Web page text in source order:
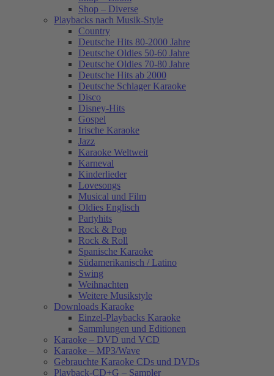
Shop – Diverse
Playbacks nach Musik-Style
Country
Deutsche Hits 80-2000 Jahre
Deutsche Oldies 50-60 Jahre
Deutsche Oldies 70-80 Jahre
Deutsche Hits ab 2000
Deutsche Schlager Karaoke
Disco
Disney-Hits
Gospel
Irische Karaoke
Jazz
Karaoke Weltweit
Karneval
Kinderlieder
Lovesongs
Musical und Film
Oldies Englisch
Partyhits
Rock & Pop
Rock & Roll
Spanische Karaoke
Südamerikanisch / Latino
Swing
Weihnachten
Weitere Musikstyle
Downloads Karaoke
Einzel-Playbacks Karaoke
Sammlungen und Editionen
Karaoke – DVD und VCD
Karaoke – MP3/Wave
Gebrauchte Karaoke CDs und DVDs
Playback-CD+G – Sampler